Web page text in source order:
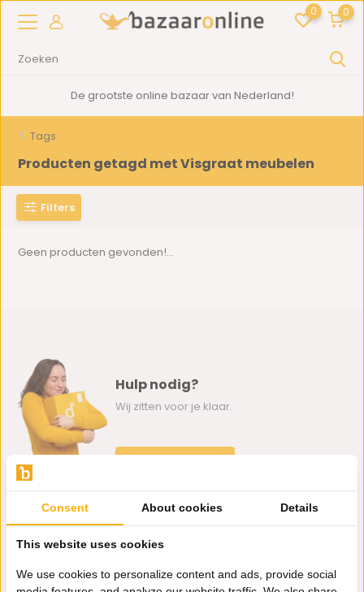
0 0
De grootste online bazaar van Nederland!
Tags
Producten getagd met Visgraat meubelen
Filters
Geen producten gevonden!...
Hulp nodig?
Wij zitten voor je klaar.
klantenservice@bazaaronline.nl
Consent About cookies Details
This website uses cookies
We use cookies to personalize content and ads, provide social